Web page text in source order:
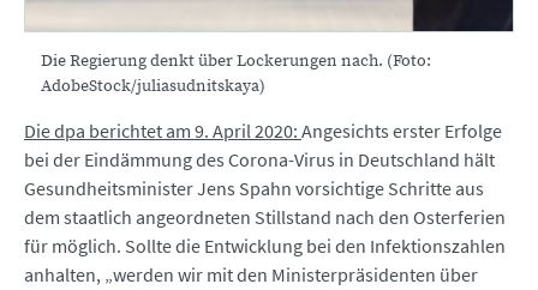
Die Regierung denkt über Lockerungen nach. (Foto:
AdobeStock/juliasudnitskaya)
Die dpa berichtet am 9. April 2020: Angesichts erster Erfolge
bei der Eindämmung des Corona-Virus in Deutschland hält
Gesundheitsminister Jens Spahn vorsichtige Schritte aus
dem staatlich angeordneten Stillstand nach den Osterferien
für möglich. Sollte die Entwicklung bei den Infektionszahlen
anhalten, „werden wir mit den Ministerpräsidenten über